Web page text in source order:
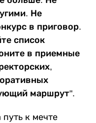
Не
в приговор.
список
в приемные
маршрут".
к мечте